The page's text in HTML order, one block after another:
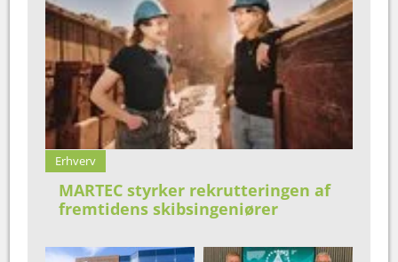
Erhverv
MARTEC styrker rekrutteringen af
fremtidens skibsingeniører